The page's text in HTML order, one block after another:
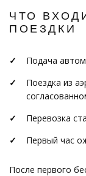
ЧТО
ПОЕЗДКИ
Подача
Поездка из
Перевозка
Первый час
После первого